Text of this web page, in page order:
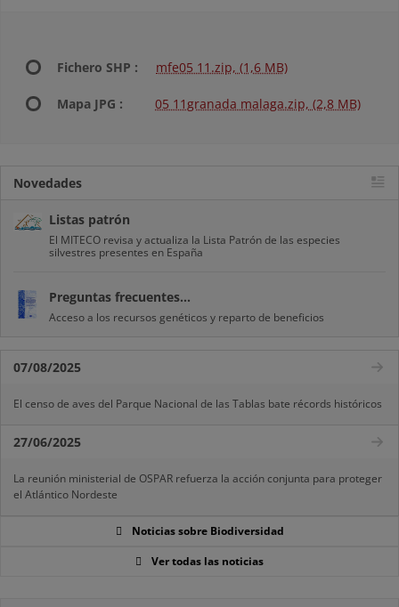
Fichero SHP : mfe05 11.zip, (1,6 MB)
Mapa JPG : 05 11granada malaga.zip, (2,8 MB)
Novedades
Listas patrón
El MITECO revisa y actualiza la Lista Patrón de las especies
silvestres presentes en España
Preguntas frecuentes...
Acceso a los recursos genéticos y reparto de beneficios
07/08/2025
El censo de aves del Parque Nacional de las Tablas bate récords históricos
27/06/2025
La reunión ministerial de OSPAR refuerza la acción conjunta para proteger
el Atlántico Nordeste
Noticias sobre Biodiversidad
Ver todas las noticias